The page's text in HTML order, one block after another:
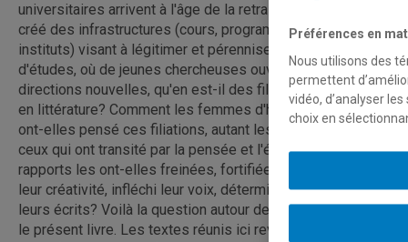
universitaires arrivent à l'âge de la retraite après avoir
créé des infrastructures (cours, programmes, réseaux et
instituts) visant à légitimer et pérenniser ce domaine
d'études, où de jeunes chercheuses ouvrent des
directions nouvelles, qu'en est-il des filiations du féminin
en littérature? Comment les femmes d'hier et d'aujourd'hui
ont-elles pensé ces filiations, autant les liens de sang que
ceux qui ont transité par la pensée et l'écriture? Ces
rapports les ont-elles freinées, fortifiées, ont-ils inspiré
leur créativité, infléchi leur voix, déterminé la forme de
leurs écrits? Voilà la question autour de laquelle s'articule
le présent livre. Les textes réunis ici revisitent, sous un
Préférences en
Nous utilisons des
permettent
vidéo, d’analyser
choix en